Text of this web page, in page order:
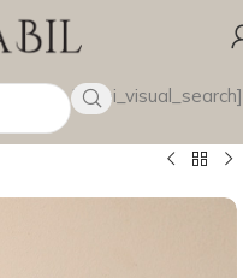
[wsbi_visual_search]